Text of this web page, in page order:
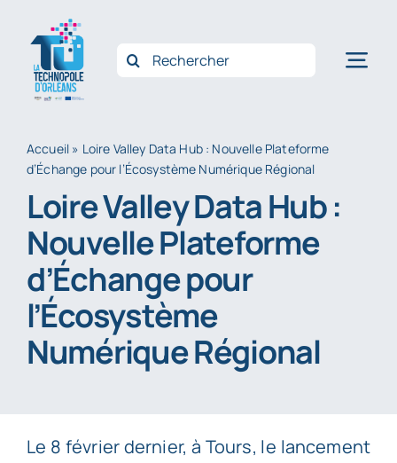
contenu
Rechercher:
Accueil » Loire Valley Data Hub : Nouvelle Plateforme
d’Échange pour l’Écosystème Numérique Régional
Loire Valley Data Hub :
Nouvelle Plateforme
d’Échange pour
l’Écosystème
Numérique Régional
Le 8 février dernier, à Tours, le lancement